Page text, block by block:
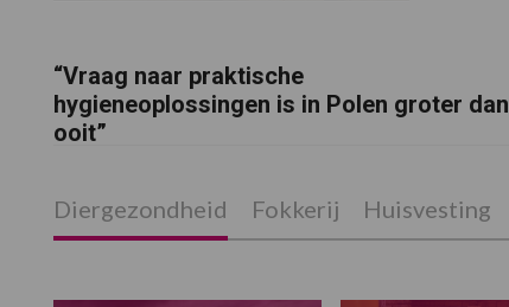
“Vraag naar praktische
hygieneoplossingen is in Polen groter dan
ooit”
Diergezondheid Fokkerij Huisvesting